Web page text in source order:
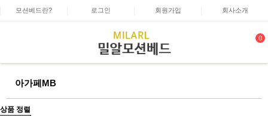
모션베드란? 로그인 회원가입 회사소개
0
아가페MB
상품 정렬